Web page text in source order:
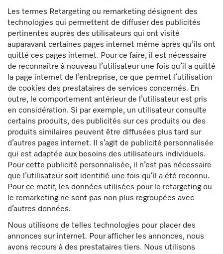
Les termes Retargeting ou remarketing désignent des
technologies qui permettent de diffuser des publicités
pertinentes auprès des utilisateurs qui ont visité
auparavant certaines pages internet même après qu’ils ont
quitté ces pages internet. Pour ce faire, il est nécessaire
de reconnaître à nouveau l’utilisateur une fois qu’il a quitté
la page internet de l’entreprise, ce que permet l’utilisation
de cookies des prestataires de services concernés. En
outre, le comportement antérieur de l’utilisateur est pris
en considération. Si par exemple, un utilisateur consulte
certains produits, des publicités sur ces produits ou des
produits similaires peuvent être diffusées plus tard sur
d’autres pages internet. Il s’agit de publicité personnalisée
qui est adaptée aux besoins des utilisateurs individuels.
Pour cette publicité personnalisée, il n’est pas nécessaire
que l’utilisateur soit identifié une fois qu‘il a été reconnu.
Pour ce motif, les données utilisées pour le retargeting ou
le remarketing ne sont pas non plus regroupées avec
d’autres données.
Nous utilisons de telles technologies pour placer des
annonces sur internet. Pour afficher les annonces, nous
avons recours à des prestataires tiers. Nous utilisons